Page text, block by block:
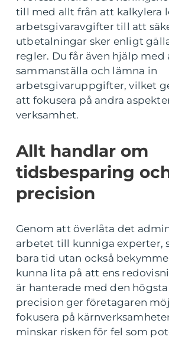
till med allt från att kalkylera
arbetsgivaravgifter till att
utbetalningar sker enligt
regler. Du får även hjälp med
sammanställa och lämna in
arbetsgivaruppgifter, vilket
att fokusera på andra
verksamhet.
Allt handlar om
tidsbesparing
precision
Genom att överlåta det
arbetet till kunniga experter,
bara tid utan också
kunna lita på att ens
är hanterade med den
precision ger företagaren
fokusera på
minskar risken för fel som